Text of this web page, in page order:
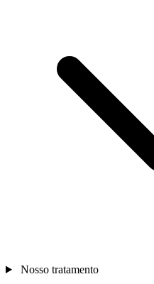
Nosso tratamento